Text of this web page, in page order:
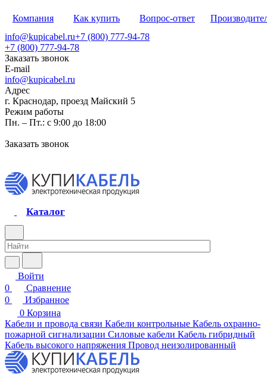
Компания Как купить Вопрос-ответ
info@kupicabel.ru+7 (800) 777-94-78
+7 (800) 777-94-78
Заказать звонок
E-mail
info@kupicabel.ru
Адрес
г. Краснодар, проезд Майский 5
Режим работы
Пн. – Пт.: с 9:00 до 18:00
Заказать звонок
Каталог
Войти
0
Сравнение
0
Избранное
0 Корзина
Кабели и провода связи Кабели контрольные Кабель охранно-
пожарной сигнализации Силовые кабели Кабель гибридный
Кабель высокого напряжения Провод неизолированный